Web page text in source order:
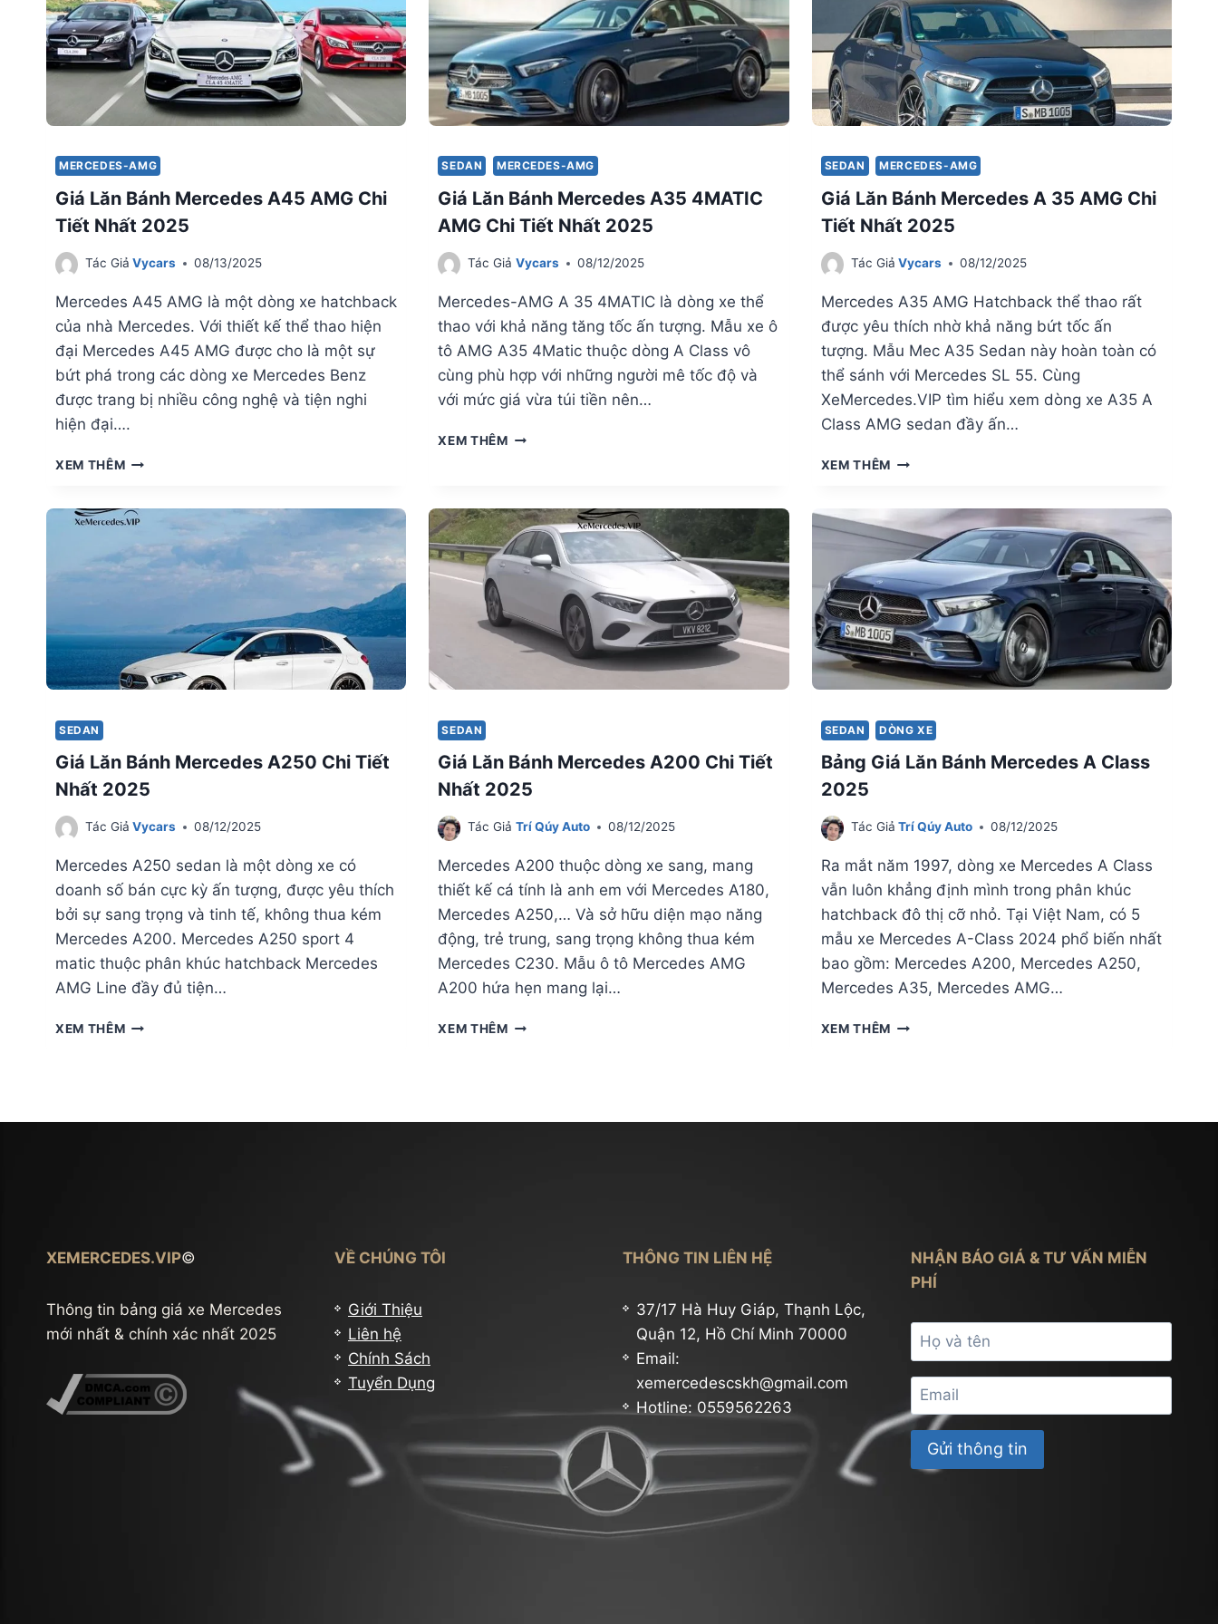
MERCEDES-AMG
Giá Lăn Bánh Mercedes A45 AMG Chi
Tiết Nhất 2025
Tác Giả Vycars 08/13/2025
Mercedes A45 AMG là một dòng xe hatchback
của nhà Mercedes. Với thiết kế thể thao hiện
đại Mercedes A45 AMG được cho là một sự
bứt phá trong các dòng xe Mercedes Benz
được trang bị nhiều công nghệ và tiện nghi
hiện đại….
XEM THÊMGIÁ
MERCEDES
AMG
CHI
2025
SEDAN MERCEDES-AMG
Giá Lăn Bánh Mercedes A35 4MATIC
AMG Chi Tiết Nhất 2025
Tác Giả Vycars 08/12/2025
Mercedes-AMG A 35 4MATIC là dòng xe thể
thao với khả năng tăng tốc ấn tượng. Mẫu xe ô
tô AMG A35 4Matic thuộc dòng A Class vô
cùng phù hợp với những người mê tốc độ và
với mức giá vừa túi tiền nên…
XEM THÊMGIÁ
A35
4MATIC
AMG
CHI
2025
SEDAN MERCEDES-AMG
Giá Lăn Bánh Mercedes A 35 AMG Chi
Tiết Nhất 2025
Tác Giả Vycars 08/12/2025
Mercedes A35 AMG Hatchback thể thao rất
được yêu thích nhờ khả năng bứt tốc ấn
tượng. Mẫu Mec A35 Sedan này hoàn toàn có
thể sánh với Mercedes SL 55. Cùng
XeMercedes.VIP tìm hiểu xem dòng xe A35 A
Class AMG sedan đầy ấn…
XEM THÊM GIÁ
MERCEDES
AMG
CHI
TIẾT
NHẤT
2025
SEDAN
Giá Lăn Bánh Mercedes A250 Chi Tiết
Nhất 2025
Tác Giả Vycars 08/12/2025
Mercedes A250 sedan là một dòng xe có
doanh số bán cực kỳ ấn tượng, được yêu thích
bởi sự sang trọng và tinh tế, không thua kém
Mercedes A200. Mercedes A250 sport 4
matic thuộc phân khúc hatchback Mercedes
AMG Line đầy đủ tiện…
XEM THÊMGIÁ
CHI
SEDAN
Giá Lăn Bánh Mercedes A200 Chi Tiết
Nhất 2025
Tác Giả Trí Qúy Auto 08/12/2025
Mercedes A200 thuộc dòng xe sang, mang
thiết kế cá tính là anh em với Mercedes A180,
Mercedes A250,… Và sở hữu diện mạo năng
động, trẻ trung, sang trọng không thua kém
Mercedes C230. Mẫu ô tô Mercedes AMG
A200 hứa hẹn mang lại…
XEM THÊMGIÁ
CHI
SEDAN DÒNG XE
Bảng Giá Lăn Bánh Mercedes A Class
2025
Tác Giả Trí Qúy Auto 08/12/2025
Ra mắt năm 1997, dòng xe Mercedes A Class
vẫn luôn khẳng định mình trong phân khúc
hatchback đô thị cỡ nhỏ. Tại Việt Nam, có 5
mẫu xe Mercedes A-Class 2024 phổ biến nhất
bao gồm: Mercedes A200, Mercedes A250,
Mercedes A35, Mercedes AMG…
XEM THÊM BẢNG
A
XEMERCEDES.VIP©
Thông tin bảng giá xe Mercedes
mới nhất & chính xác nhất 2025
VỀ CHÚNG TÔI
Giới Thiệu
Liên hệ
Chính Sách
Tuyển Dụng
THÔNG TIN LIÊN HỆ
37/17 Hà Huy Giáp, Thạnh Lộc,
Quận 12, Hồ Chí Minh 70000
Email:
xemercedescskh@gmail.com
Hotline: 0559562263
NHẬN BÁO GIÁ & TƯ VẤN MIỄN
PHÍ